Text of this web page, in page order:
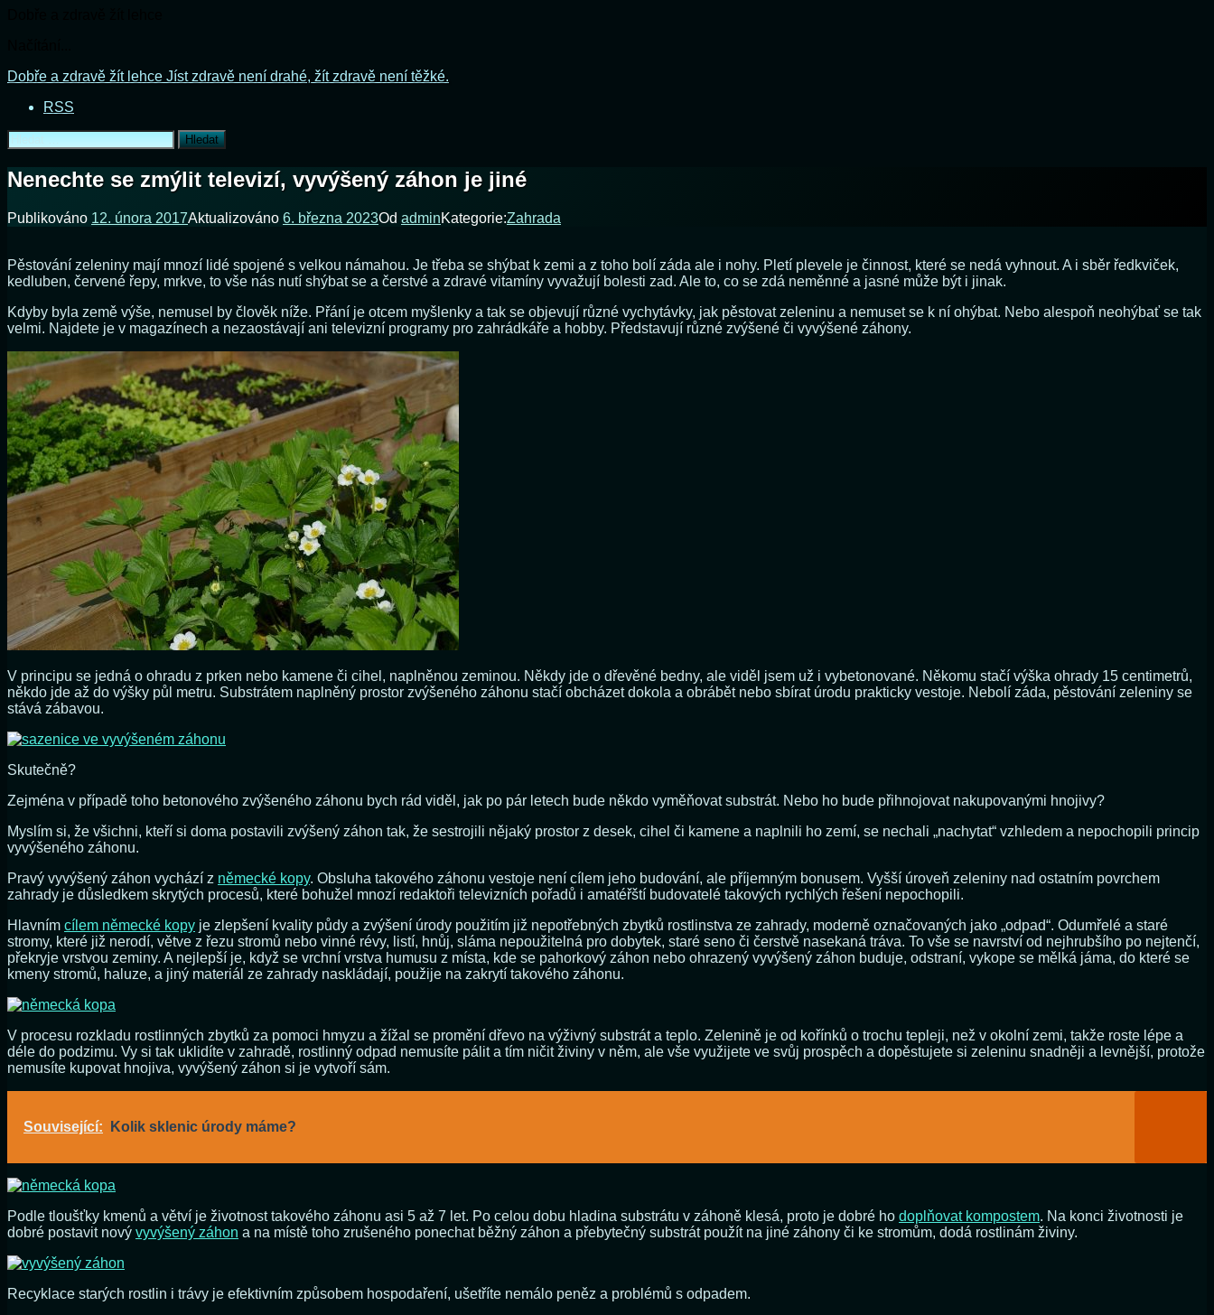
Přejít
obsahu
Dobře a zdravě žít lehce Jíst zdravě není drahé, žít zdravě není těžké.
RSS
Vyhledávání
Nenechte se zmýlit televizí, vyvýšený záhon je jiné
Publikováno 12. února 2017Aktualizováno 6. března 2023Od adminKategorie:Zahrada
Pěstování zeleniny mají mnozí lidé spojené s velkou námahou. Je třeba se shýbat k zemi a z toho bolí záda ale i nohy. Pletí plevele je činnost, které se nedá vyhnout. A i sběr ředkviček,
kedluben, červené řepy, mrkve, to vše nás nutí shýbat se a čerstvé a zdravé vitamíny vyvažují bolesti zad. Ale to, co se zdá neměnné a jasné může být i jinak.
Kdyby byla země výše, nemusel by člověk níže. Přání je otcem myšlenky a tak se objevují různé vychytávky, jak pěstovat zeleninu a nemuset se k ní ohýbat. Nebo alespoň neohýbať se tak
velmi. Najdete je v magazínech a nezaostávají ani televizní programy pro zahrádkáře a hobby. Představují různé zvýšené či vyvýšené záhony.
V principu se jedná o ohradu z prken nebo kamene či cihel, naplněnou zeminou. Někdy jde o dřevěné bedny, ale viděl jsem už i vybetonované. Někomu stačí výška ohrady 15 centimetrů,
někdo jde až do výšky půl metru. Substrátem naplněný prostor zvýšeného záhonu stačí obcházet dokola a obrábět nebo sbírat úrodu prakticky vestoje. Nebolí záda, pěstování zeleniny se
stává zábavou.
Skutečně?
Zejména v případě toho betonového zvýšeného záhonu bych rád viděl, jak po pár letech bude někdo vyměňovat substrát. Nebo ho bude přihnojovat nakupovanými hnojivy?
Myslím si, že všichni, kteří si doma postavili zvýšený záhon tak, že sestrojili nějaký prostor z desek, cihel či kamene a naplnili ho zemí, se nechali „nachytat“ vzhledem a nepochopili princip
vyvýšeného záhonu.
Pravý vyvýšený záhon vychází z německé kopy. Obsluha takového záhonu vestoje není cílem jeho budování, ale příjemným bonusem. Vyšší úroveň zeleniny nad ostatním povrchem
zahrady je důsledkem skrytých procesů, které bohužel mnozí redaktoři televizních pořadů i amatéřští budovatelé takových rychlých řešení nepochopili.
Hlavním cílem německé kopy je zlepšení kvality půdy a zvýšení úrody použitím již nepotřebných zbytků rostlinstva ze zahrady, moderně označovaných jako „odpad“. Odumřelé a staré
stromy, které již nerodí, větve z řezu stromů nebo vinné révy, listí, hnůj, sláma nepoužitelná pro dobytek, staré seno či čerstvě nasekaná tráva. To vše se navrství od nejhrubšího po nejtenčí,
překryje vrstvou zeminy. A nejlepší je, když se vrchní vrstva humusu z místa, kde se pahorkový záhon nebo ohrazený vyvýšený záhon buduje, odstraní, vykope se mělká jáma, do které se
kmeny stromů, haluze, a jiný materiál ze zahrady naskládají, použije na zakrytí takového záhonu.
V procesu rozkladu rostlinných zbytků za pomoci hmyzu a žížal se promění dřevo na výživný substrát a teplo. Zelenině je od kořínků o trochu tepleji, než v okolní zemi, takže roste lépe a
déle do podzimu. Vy si tak uklidíte v zahradě, rostlinný odpad nemusíte pálit a tím ničit živiny v něm, ale vše využijete ve svůj prospěch a dopěstujete si zeleninu snadněji a levnější, protože
nemusíte kupovat hnojiva, vyvýšený záhon si je vytvoří sám.
Související: Kolik sklenic úrody máme?
Podle tloušťky kmenů a větví je životnost takového záhonu asi 5 až 7 let. Po celou dobu hladina substrátu v záhoně klesá, proto je dobré ho doplňovat kompostem. Na konci životnosti je
dobré postavit nový vyvýšený záhon a na místě toho zrušeného ponechat běžný záhon a přebytečný substrát použít na jiné záhony či ke stromům, dodá rostlinám živiny.
Recyklace starých rostlin i trávy je efektivním způsobem hospodaření, ušetříte nemálo peněz a problémů s odpadem.